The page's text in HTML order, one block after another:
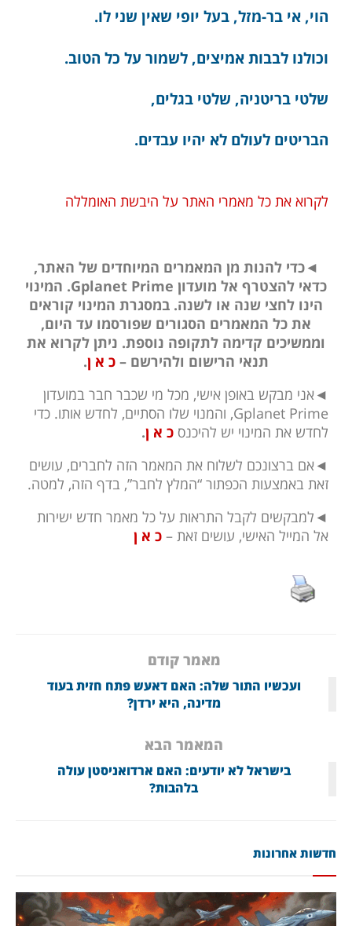
הוי, אי בר-מזל, בעל יופי שאין שני לו.
וכולנו לבבות אמיצים, לשמור על כל הטוב.
שלטי בריטניה, שלטי בגלים,
הבריטים לעולם לא יהיו עבדים.
לקרוא את כל מאמרי האתר על היבשת האומללה
◄כדי להנות מן המאמרים המיוחדים של האתר,
כדאי להצטרף אל מועדון Gplanet Prime. המינוי
הינו לחצי שנה או לשנה. במסגרת המינוי קוראים
את כל המאמרים הסגורים שפורסמו עד היום,
וממשיכים קדימה לתקופה נוספת. ניתן לקרוא את
תנאי הרישום ולהירשם – כ א ן.
◄אני מבקש באופן אישי, מכל מי שכבר חבר במועדון
Gplanet Prime, והמנוי שלו הסתיים, לחדש אותו. כדי
לחדש את המינוי יש להיכנס כ א ן.
◄אם ברצונכם לשלוח את המאמר הזה לחברים, עושים
זאת באמצעות הכפתור “המלץ לחבר”, בדף הזה, למטה.
◄למבקשים לקבל התראות על כל מאמר חדש ישירות
אל המייל האישי, עושים זאת – כ א ן
מאמר קודם
ועכשיו התור שלה: האם דאעש פתח חזית בעוד
מדינה, היא ירדן?
המאמר הבא
בישראל לא יודעים: האם ארדואניסטן עולה
בלהבות?
חדשות אחרונות